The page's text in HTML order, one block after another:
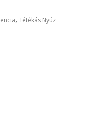
, Tétékás Nyúz